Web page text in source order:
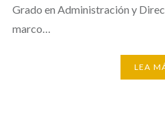
Grado en Administración y
marco…
LEA